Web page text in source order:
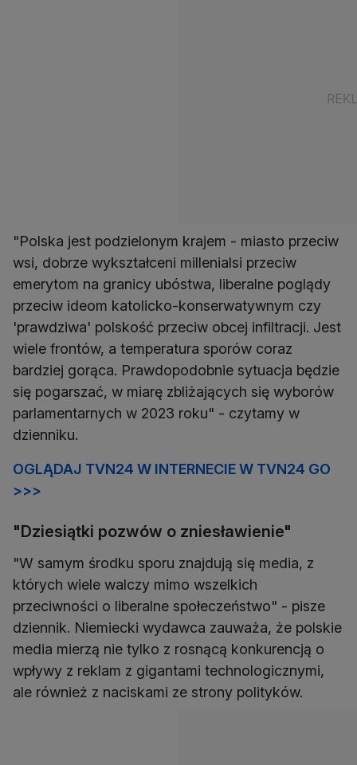
"Polska jest podzielonym krajem - miasto przeciw
wsi, dobrze wykształceni millenialsi przeciw
emerytom na granicy ubóstwa, liberalne poglądy
przeciw ideom katolicko-konserwatywnym czy
'prawdziwa' polskość przeciw obcej infiltracji. Jest
wiele frontów, a temperatura sporów coraz
bardziej gorąca. Prawdopodobnie sytuacja będzie
się pogarszać, w miarę zbliżających się wyborów
parlamentarnych w 2023 roku" - czytamy w
dzienniku.
OGLĄDAJ TVN24 W INTERNECIE W TVN24 GO
>>>
"Dziesiątki pozwów o zniesławienie"
"W samym środku sporu znajdują się media, z
których wiele walczy mimo wszelkich
przeciwności o liberalne społeczeństwo" - pisze
dziennik. Niemiecki wydawca zauważa, że polskie
media mierzą nie tylko z rosnącą konkurencją o
wpływy z reklam z gigantami technologicznymi,
ale również z naciskami ze strony polityków.